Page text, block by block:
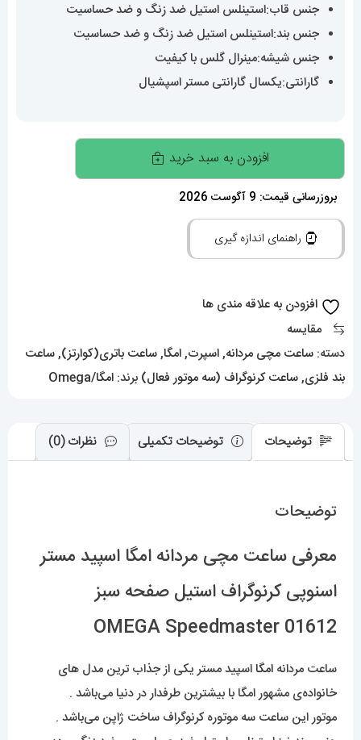
جنس قاب:استینلس استیل ضد زنگ و ضد حساسیت
جنس بند:استینلس استیل ضد زنگ و ضد حساسیت
جنس شیشه:مینرال گلس با کیفیت
گارانتی:یکسال گارانتی مستر اسپشیال
ساعت
مردانه
امگا
اسپید
کرنوگراف
استیل
OMEGA
01612
عدد
افزودن به سبد خرید
بروزرسانی قیمت: 9 آگوست 2026
راهنمای اندازه گیری
افزودن به علاقه مندی ها
مقایسه
دسته: ساعت مچی مردانه,اسپرت,امگا,ساعت باتری(کوارتز),ساعت
بند فلزی,ساعت کرنوگراف (سه موتور فعال) برند: امگا/Omega
توضیحات توضیحات تکمیلی نظرات (0)
توضیحات
معرفی ساعت مچی مردانه امگا اسپید مستر
اسنوپی کرنوگراف استیل صفحه سبز
OMEGA Speedmaster 01612
ساعت مردانه امگا اسپید مستر یکی از جذاب ترین مدل های
خانواده‌ی مشهور امگا با بیشترین طرفدار در دنیا می‌باشد .
موتور این ساعت سه موتوره کرنوگراف ساخت ژاپن می‌باشد .